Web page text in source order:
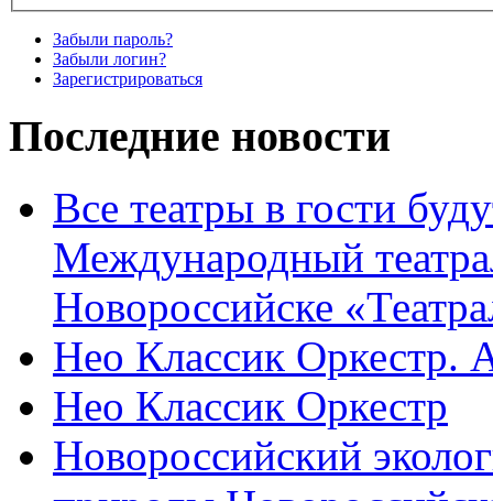
Забыли пароль?
Забыли логин?
Зарегистрироваться
Последние новости
Все театры в гости
Международный
Новороссийске
Нео Классик Оркестр.
Нео Классик Оркестр
Новороссийский